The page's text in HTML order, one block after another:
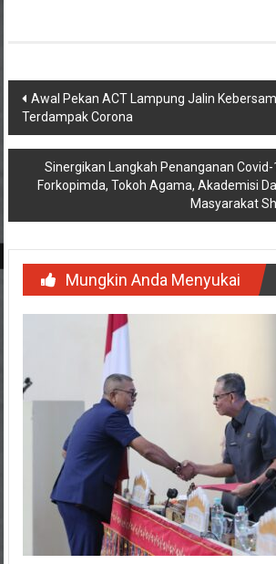
Navigasi
pos
Awal Pekan ACT Lampung Jalin
Terdampak Corona
Sinergikan Langkah Penanganan
Forkopimda, Tokoh Agama, Akademisi
Masyarakat
Mungkin Anda Menyukai